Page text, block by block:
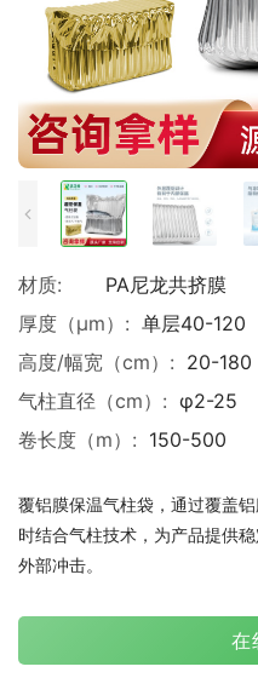
材质:
PA尼龙共挤膜
厚度（μm）: 单层40-120
高度/幅宽（cm）: 20-180
气柱直径（cm）: φ2-25
卷长度（m）: 150-500
覆铝膜保温气柱袋，通过覆盖
时结合气柱技术，为产品提供
外部冲击。
在